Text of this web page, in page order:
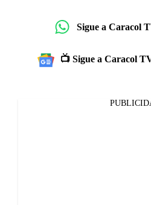
Sigue a Caracol
📺 Sigue a Caracol